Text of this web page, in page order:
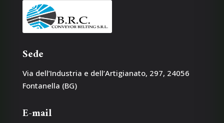
Sede
Via dell’Industria e dell’Artigianato, 297, 24056
Fontanella (BG)
E-mail